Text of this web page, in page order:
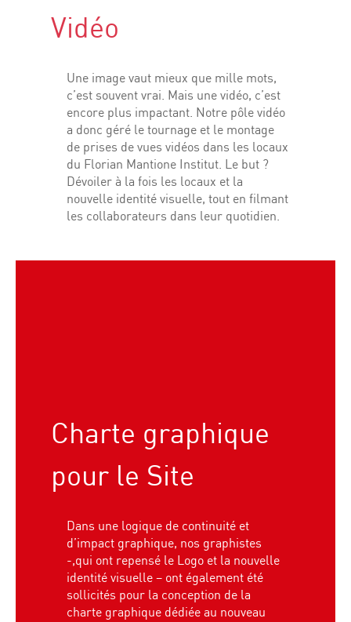
Vidéo
Une image vaut mieux que mille mots,
c’est souvent vrai. Mais une vidéo, c’est
encore plus impactant. Notre pôle vidéo
a donc géré le tournage et le montage
de prises de vues vidéos dans les locaux
du Florian Mantione Institut. Le but ?
Dévoiler à la fois les locaux et la
nouvelle identité visuelle, tout en filmant
les collaborateurs dans leur quotidien.
Charte graphique
pour le Site
Dans une logique de continuité et
d’impact graphique, nos graphistes
-,qui ont repensé le Logo et la nouvelle
identité visuelle – ont également été
sollicités pour la conception de la
charte graphique dédiée au nouveau